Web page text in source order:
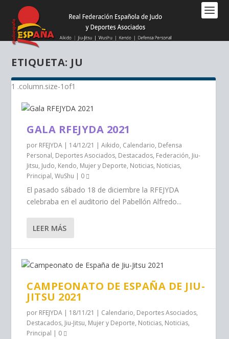
este
sitio
web
sistema
accesibilidad.
ETIQUETA: JU
GALA RFEJYDA 2021
por RFEJYDA | 14/12/21 |Aikido, Calendario, Defensa
Personal, Deportes Asociados, Destacados, Federación, Jiu-
Jitsu, Judo, Kendo, Mujer y Deporte, Noticias, Noticias,
Principal,WuShu | 0
El pasado sábado 18 de diciembre la RFEJYDA
celebraba en el auditorio del Pabellón Alfredo...
LEER MÁS
CAMPEONATO DE ESPAÑA DE JIU-
JITSU 2021
por RFEJYDA | 18/11/21 | Calendario, Deportes Asociados,
Destacados, Jiu-Jitsu, Mujer y Deporte, Noticias, Noticias,
Principal | 0